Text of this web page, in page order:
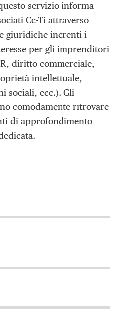
servizio informa
Cc-Ti attraverso
giuridiche inerenti i
per gli imprenditori
diritto commerciale,
intellettuale,
sociali, ecc.). Gli
comodamente ritrovare
di approfondimento